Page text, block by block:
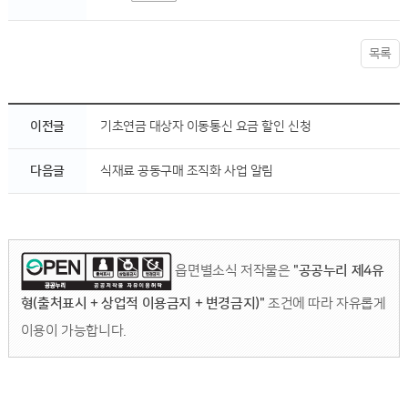
목록
이전글 기초연금 대상자 이동통신 요금 할인 신청
다음글 식재료 공동구매 조직화 사업 알림
읍면별소식 저작물은 "공공누리 제4유
형(출처표시 + 상업적 이용금지 + 변경금지)" 조건에 따라 자유롭게
이용이 가능합니다.